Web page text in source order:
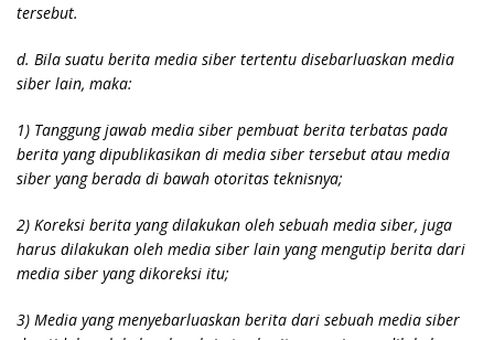
tersebut.
d. Bila suatu berita media siber tertentu disebarluaskan media
siber lain, maka:
1) Tanggung jawab media siber pembuat berita terbatas pada
berita yang dipublikasikan di media siber tersebut atau media
siber yang berada di bawah otoritas teknisnya;
2) Koreksi berita yang dilakukan oleh sebuah media siber, juga
harus dilakukan oleh media siber lain yang mengutip berita dari
media siber yang dikoreksi itu;
3) Media yang menyebarluaskan berita dari sebuah media siber